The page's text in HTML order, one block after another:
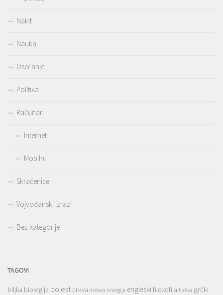
Nakit
Nauka
Osećanje
Politika
Računari
Internet
Mobilni
Skraćenice
Vojvođanski izrazi
Bez kategorije
TAGOVI
biljka biologija bolest crkva država energija engleskifilozofija fizika grčki